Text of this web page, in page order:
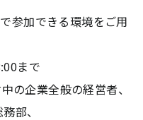
参加できる環境をご用
まで
の企業全般の経営者、
部、